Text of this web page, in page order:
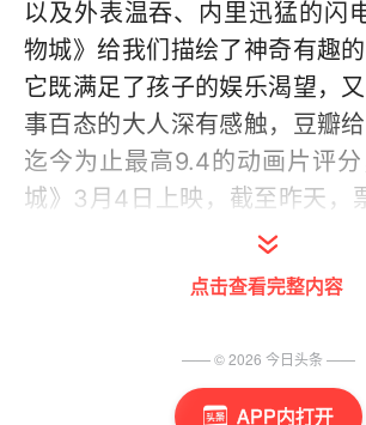
APP内打开
以及外表温吞、内里迅猛的闪
物城》给我们描绘了神奇有趣的
它既满足了孩子的娱乐渴望，
事百态的大人深有感触，豆瓣
迄今为止最高9.4的动画片评
城》3月4日上映，截至昨天，
录音笔、公仔、手机壳、马克
卖品。其中最受欢迎的是剧中
造型录音笔，这种笔可随机播
点击查看完整内容
—— ©2026 今日头条 ——